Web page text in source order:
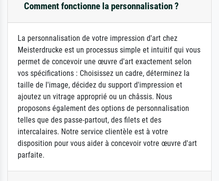
Comment fonctionne la personnalisation ?
La personnalisation de votre impression d'art chez
Meisterdrucke est un processus simple et intuitif qui vous
permet de concevoir une œuvre d'art exactement selon
vos spécifications : Choisissez un cadre, déterminez la
taille de l'image, décidez du support d'impression et
ajoutez un vitrage approprié ou un châssis. Nous
proposons également des options de personnalisation
telles que des passe-partout, des filets et des
intercalaires. Notre service clientèle est à votre
disposition pour vous aider à concevoir votre œuvre d'art
parfaite.